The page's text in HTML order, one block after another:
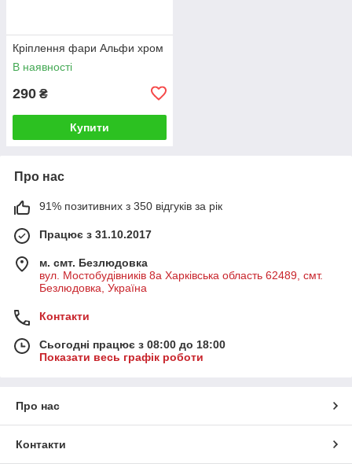
Кріплення фари Альфи хром
В наявності
290 ₴
Купити
Про нас
91% позитивних з 350 відгуків за рік
Працює з 31.10.2017
м. смт. Безлюдовка
вул. Мостобудівників 8а Харківська область 62489, смт.
Безлюдовка, Україна
Контакти
Сьогодні працює з 08:00 до 18:00
Показати весь графік роботи
Про нас
Контакти